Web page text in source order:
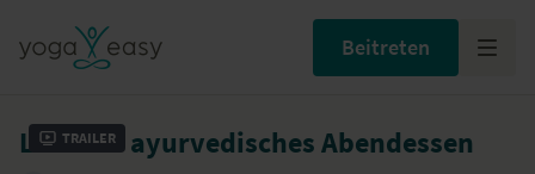
Beitreten
Trailer
Leichtes ayurvedisches Abendessen